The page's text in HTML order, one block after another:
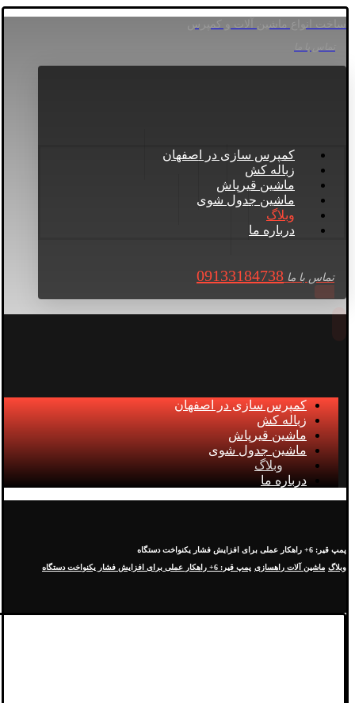
ساخت انواع ماشین آلات و کمپرس
کمپرس سازی در اصفهان
زباله کش
ماشین قیرپاش
ماشین جدول شوی
وبلاگ
درباره ما
تماس با ما 09133184738
کمپرس سازی در اصفهان
زباله کش
ماشین قیرپاش
ماشین جدول شوی
وبلاگ
درباره ما
پمپ قیر: 6+ راهکار عملی برای افزایش فشار یکنواخت دستگاه
وبلاگ ماشین آلات راهسازی پمپ قیر: 6+ راهکار عملی برای افزایش فشار یکنواخت دستگاه